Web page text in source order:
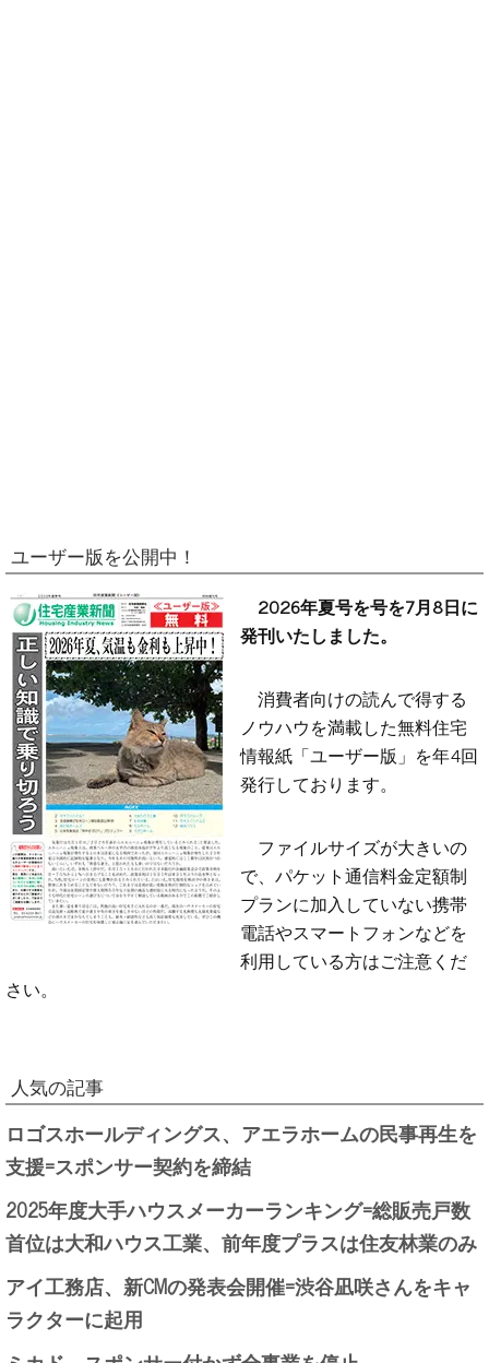
ユーザー版を公開中！
2026年夏号を号を7月8日に
発刊いたしました。
消費者向けの読んで得する
ノウハウを満載した無料住宅
情報紙「ユーザー版」を年4回
発行しております。
ファイルサイズが大きいの
で、パケット通信料金定額制
プランに加入していない携帯
電話やスマートフォンなどを
利用している方はご注意くだ
さい。
人気の記事
ロゴスホールディングス、アエラホームの民事再生を
支援=スポンサー契約を締結
2025年度大手ハウスメーカーランキング=総販売戸数
首位は大和ハウス工業、前年度プラスは住友林業のみ
アイ工務店、新CMの発表会開催=渋谷凪咲さんをキャ
ラクターに起用